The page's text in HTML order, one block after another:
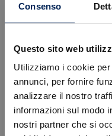
Consenso
Questo sito web
Utilizziamo i cookie
annunci, per fornire
analizzare il nostro
informazioni sul modo
nostri partner che si
Immatricolazione
Cambio
Colore
Cilindrata
Posti